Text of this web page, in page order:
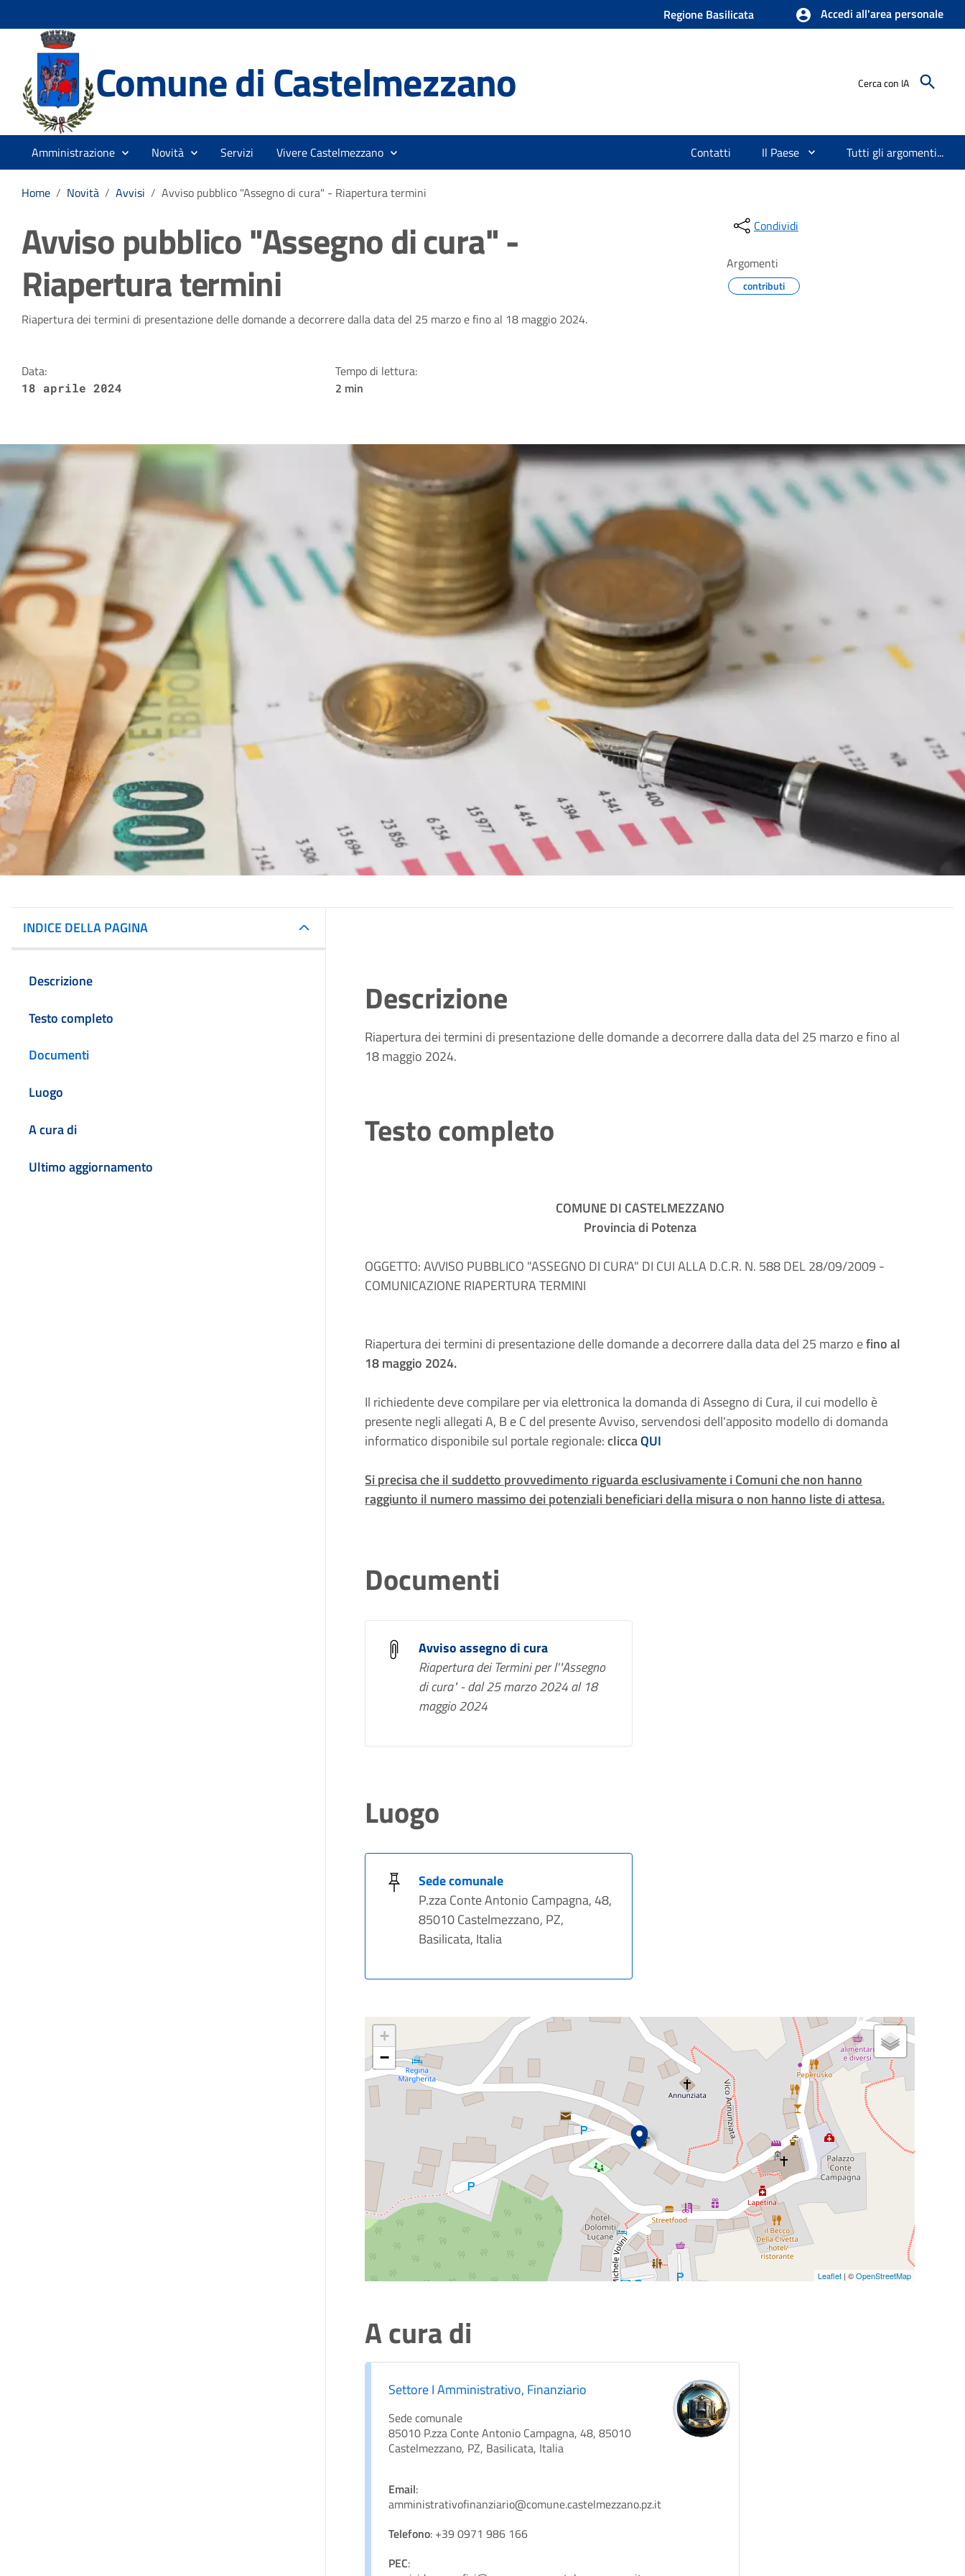
Regione Basilicata Accedi all'area personale
Comune di Castelmezzano Cerca con IA
Amministrazione Novità Servizi Vivere Castelmezzano Contatti Il Paese Tutti gli argomenti...
Home / Novità / Avvisi / Avviso pubblico "Assegno di cura" - Riapertura termini
Avviso pubblico "Assegno di cura" -
Riapertura termini
Dettagli della notizia
Riapertura dei termini di presentazione delle domande a decorrere dalla data del 25 marzo e fino al 18 maggio 2024.
Data:
18 aprile 2024
Tempo di lettura:
2 min
Condividi
Argomenti
contributi
INDICE DELLA PAGINA
Descrizione
Testo completo
Documenti
Luogo
A cura di
Ultimo aggiornamento
Descrizione
Riapertura dei termini di presentazione delle domande a decorrere dalla data del 25 marzo e fino al
18 maggio 2024.
Testo completo
COMUNE DI CASTELMEZZANO
Provincia di Potenza
OGGETTO: AVVISO PUBBLICO "ASSEGNO DI CURA" DI CUI ALLA D.C.R. N. 588 DEL 28/09/2009 -
COMUNICAZIONE RIAPERTURA TERMINI
Riapertura dei termini di presentazione delle domande a decorrere dalla data del 25 marzo efino al
18 maggio 2024.
Il richiedente deve compilare per via elettronica la domanda di Assegno di Cura, il cui modello è
presente negli allegati A, B e C del presente Avviso, servendosi dell'apposito modello di domanda
informatico disponibile sul portale regionale:cliccaQUI
Si precisa che il suddetto provvedimento riguarda esclusivamente i Comuni che non hanno
raggiunto il numero massimo dei potenziali beneficiari della misura o non hanno liste di attesa.
Documenti
Avviso assegno di cura
Riapertura dei Termini per l'"Assegno
di cura" - dal 25 marzo 2024 al 18
maggio 2024
Luogo
Sede comunale
P.zza Conte Antonio Campagna, 48,
85010 Castelmezzano, PZ,
Basilicata, Italia
+
−
Leaflet| ©OpenStreetMap
A cura di
Settore I Amministrativo, Finanziario
Sede comunale
85010 P.zza Conte Antonio Campagna, 48, 85010
Castelmezzano, PZ, Basilicata, Italia
Email:
amministrativofinanziario@comune.castelmezzano.pz.it
Telefono: +39 0971 986 166
PEC: